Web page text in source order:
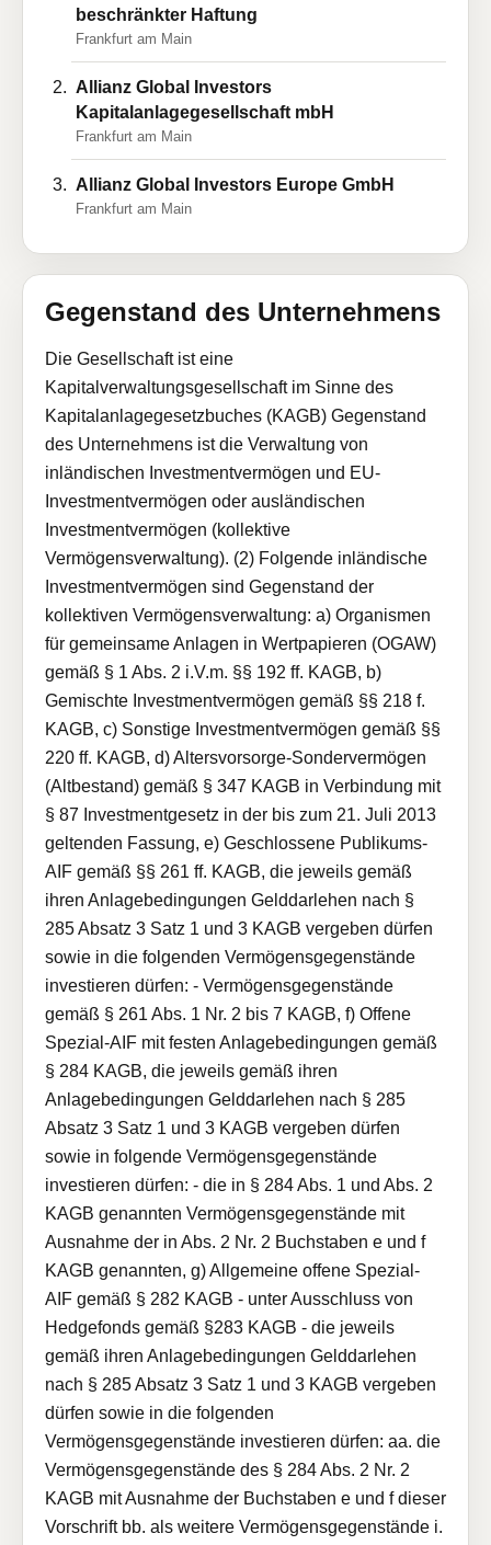
beschränkter Haftung
Frankfurt am Main
Allianz Global Investors
Kapitalanlagegesellschaft mbH
Frankfurt am Main
Allianz Global Investors Europe GmbH
Frankfurt am Main
Gegenstand des Unternehmens
Die Gesellschaft ist eine
Kapitalverwaltungsgesellschaft im Sinne des
Kapitalanlagegesetzbuches (KAGB) Gegenstand
des Unternehmens ist die Verwaltung von
inländischen Investmentvermögen und EU-
Investmentvermögen oder ausländischen
Investmentvermögen (kollektive
Vermögensverwaltung). (2) Folgende inländische
Investmentvermögen sind Gegenstand der
kollektiven Vermögensverwaltung: a) Organismen
für gemeinsame Anlagen in Wertpapieren (OGAW)
gemäß § 1 Abs. 2 i.V.m. §§ 192 ff. KAGB, b)
Gemischte Investmentvermögen gemäß §§ 218 f.
KAGB, c) Sonstige Investmentvermögen gemäß §§
220 ff. KAGB, d) Altersvorsorge-Sondervermögen
(Altbestand) gemäß § 347 KAGB in Verbindung mit
§ 87 Investmentgesetz in der bis zum 21. Juli 2013
geltenden Fassung, e) Geschlossene Publikums-
AIF gemäß §§ 261 ff. KAGB, die jeweils gemäß
ihren Anlagebedingungen Gelddarlehen nach §
285 Absatz 3 Satz 1 und 3 KAGB vergeben dürfen
sowie in die folgenden Vermögensgegenstände
investieren dürfen: - Vermögensgegenstände
gemäß § 261 Abs. 1 Nr. 2 bis 7 KAGB, f) Offene
Spezial-AIF mit festen Anlagebedingungen gemäß
§ 284 KAGB, die jeweils gemäß ihren
Anlagebedingungen Gelddarlehen nach § 285
Absatz 3 Satz 1 und 3 KAGB vergeben dürfen
sowie in folgende Vermögensgegenstände
investieren dürfen: - die in § 284 Abs. 1 und Abs. 2
KAGB genannten Vermögensgegenstände mit
Ausnahme der in Abs. 2 Nr. 2 Buchstaben e und f
KAGB genannten, g) Allgemeine offene Spezial-
AIF gemäß § 282 KAGB - unter Ausschluss von
Hedgefonds gemäß §283 KAGB - die jeweils
gemäß ihren Anlagebedingungen Gelddarlehen
nach § 285 Absatz 3 Satz 1 und 3 KAGB vergeben
dürfen sowie in die folgenden
Vermögensgegenstände investieren dürfen: aa. die
Vermögensgegenstände des § 284 Abs. 2 Nr. 2
KAGB mit Ausnahme der Buchstaben e und f dieser
Vorschrift bb. als weitere Vermögensgegenstände i.